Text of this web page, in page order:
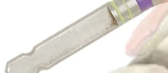
Fijación para lesiones de Lisfranc
Procedimiento